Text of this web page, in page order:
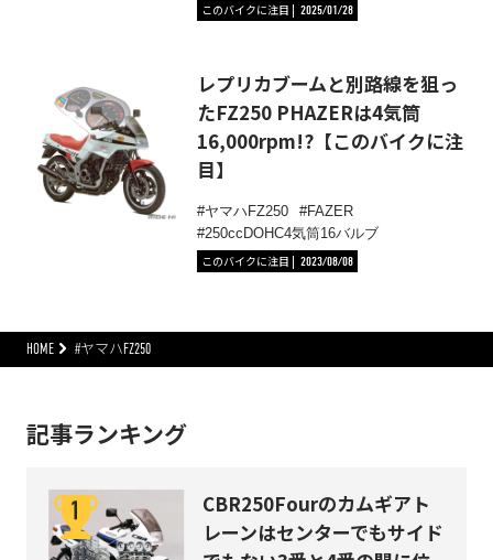
このバイクに注目
2025/01/28
レプリカブームと別路線を狙っ
たFZ250 PHAZERは4気筒
16,000rpm!?【このバイクに注
目】
ヤマハFZ250
FAZER
250ccDOHC4気筒16バルブ
このバイクに注目
2023/08/08
HOME #ヤマハFZ250
記事ランキング
CBR250Fourのカムギアト
レーンはセンターでもサイド